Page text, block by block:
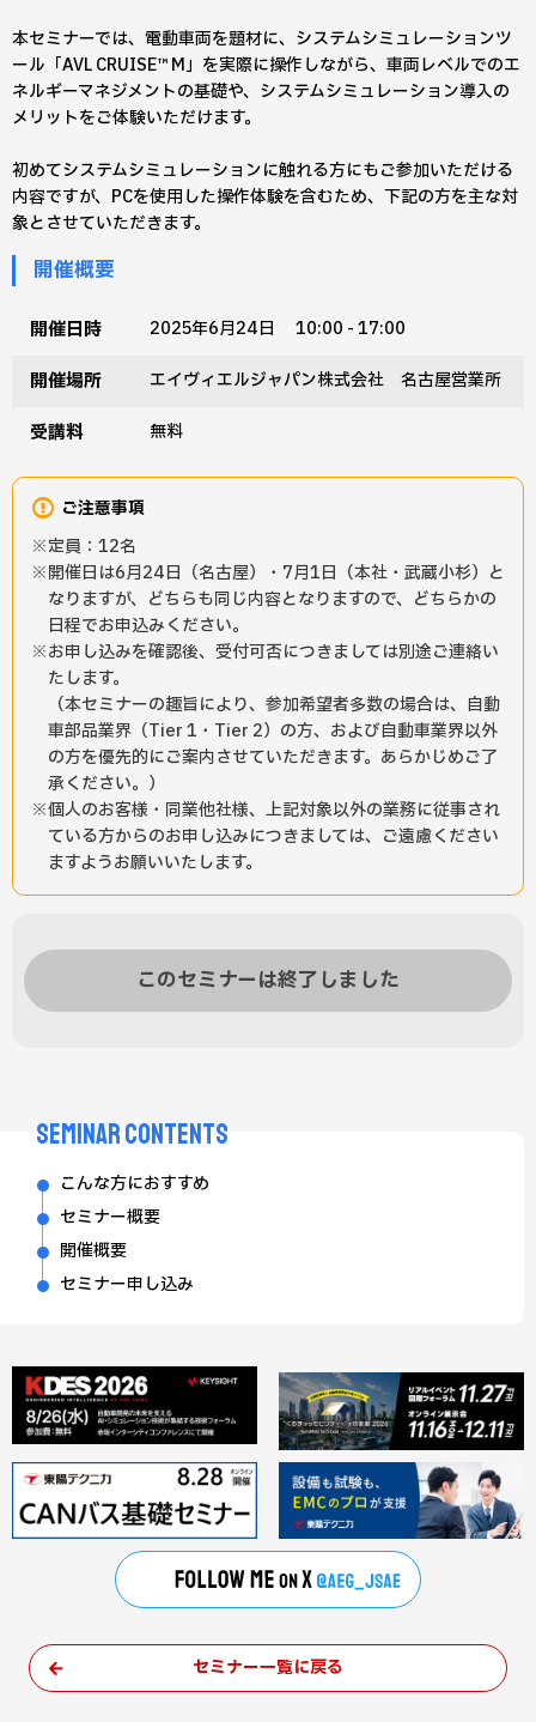
SEMINAR CONTENTS
こんな方におすすめ
セミナー概要
開催概要
セミナー申し込み
本セミナーでは、電動車両を題材に、システムシミュレーションツ
ール「AVL CRUISE™ M」を実際に操作しながら、車両レベルでのエ
ネルギーマネジメントの基礎や、システムシミュレーション導入の
メリットをご体験いただけます。
初めてシステムシミュレーションに触れる方にもご参加いただける
内容ですが、PCを使用した操作体験を含むため、下記の方を主な対
象とさせていただきます。
開催概要
開催日時 2025年6月24日 10:00 - 17:00
開催場所 エイヴィエルジャパン株式会社 名古屋営業所
受講料 無料
ご注意事項
定員：12名
開催日は6月24日（名古屋）・7月1日（本社・武蔵小杉）と
なりますが、どちらも同じ内容となりますので、どちらかの
日程でお申込みください。
お申し込みを確認後、受付可否につきましては別途ご連絡い
たします。
（本セミナーの趣旨により、参加希望者多数の場合は、自動
車部品業界（Tier 1・Tier 2）の方、および自動車業界以外
の方を優先的にご案内させていただきます。あらかじめご了
承ください。）
個人のお客様・同業他社様、上記対象以外の業務に従事され
ている方からのお申し込みにつきましては、ご遠慮ください
ますようお願いいたします。
このセミナーは終了しました
セミナー一覧に戻る